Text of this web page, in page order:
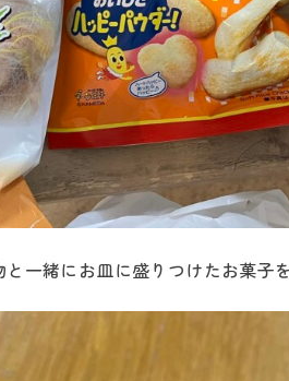
一緒にお皿に盛りつけたお菓子